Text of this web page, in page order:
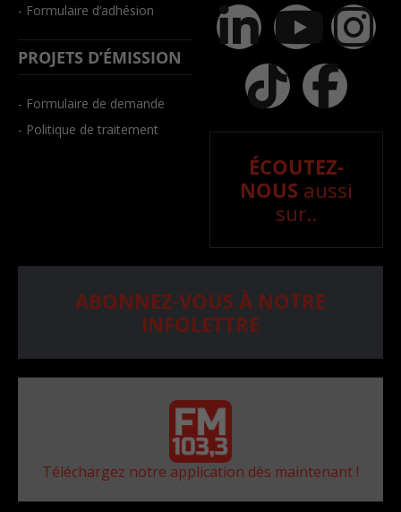
- Formulaire d’adhésion
PROJETS D’ÉMISSION
- Formulaire de demande
- Politique de traitement
ÉCOUTEZ-
NOUS aussi
sur..
ABONNEZ-VOUS À NOTRE
INFOLETTRE
Téléchargez notre application dès maintenant !